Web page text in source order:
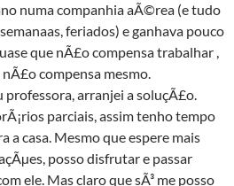
numa companhia aÃ©rea (e tudo
feriados) e ganhava pouco
que nÃ£o compensa trabalhar ,
compensa mesmo.
arranjei a soluçÃ£o.
parciais, assim tenho tempo
a casa. Mesmo que espere mais
posso disfrutar e passar
ele. Mas claro que sÃ³ me posso